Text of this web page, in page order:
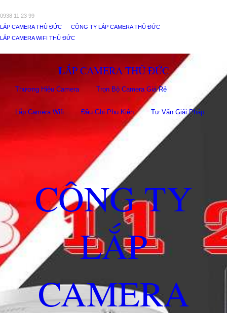
0938 11 23 99
LẮP CAMERA THỦ ĐỨC
CÔNG TY LẮP CAMERA THỦ ĐỨC
LẮP CAMERA WIFI THỦ ĐỨC
LẮP CAMERA THỦ ĐỨC
Thương Hiệu Camera Trọn Bộ Camera Giá Rẻ
Lắp Camera Wifi Đầu Ghi Phụ Kiên Tư Vấn Giải Pháp
CÔNG TY
LẮP
CAMERA